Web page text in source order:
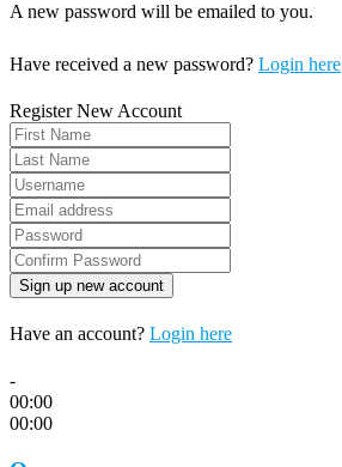
A new password will be emailed to you.
Have received a new password? Login here
Register New Account
Have an account? Login here
-
00:00
00:00